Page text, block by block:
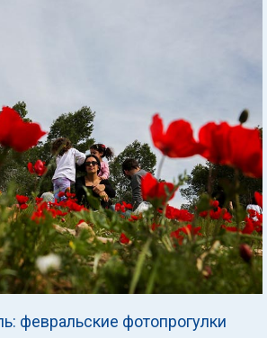
февральские фотопрогулки